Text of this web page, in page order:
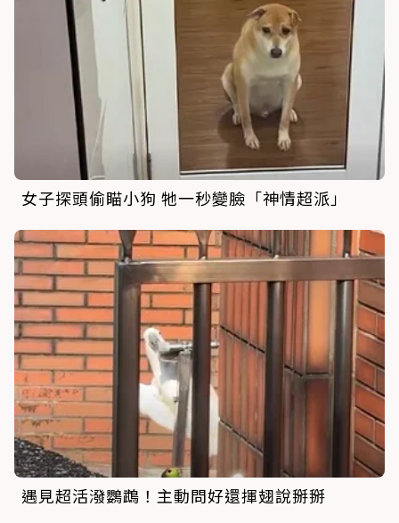
女子探頭偷瞄小狗 牠一秒變臉「神情超派」
遇見超活潑鸚鵡！主動問好還揮翅說掰掰